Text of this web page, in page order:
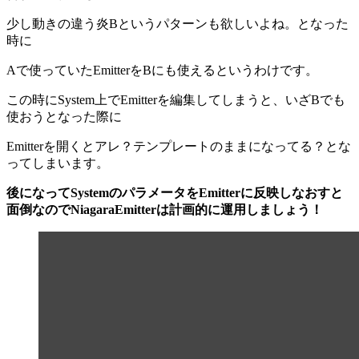
少し動きの違う炎Bというパターンも欲しいよね。となった
時に
Aで使っていたEmitterをBにも使えるというわけです。
この時にSystem上でEmitterを編集してしまうと、いざBでも
使おうとなった際に
Emitterを開くとアレ？テンプレートのままになってる？とな
ってしまいます。
後になってSystemのパラメータをEmitterに反映しなおすと
面倒なのでNiagaraEmitterは計画的に運用しましょう！